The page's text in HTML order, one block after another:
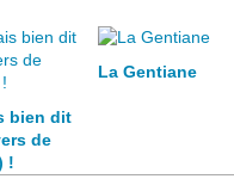
bien dit
de
!
La Gentiane